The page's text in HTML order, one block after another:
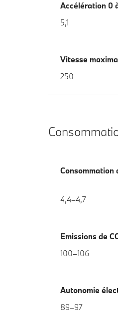
Accélération 0
5,1
Vitesse
250
Consommation
4,4–4,7
Emissions de
100–106
Autonomie
89–97